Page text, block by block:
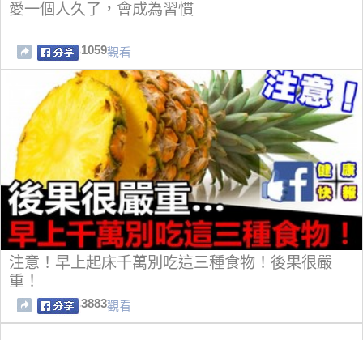
愛一個人久了，會成為習慣
1059觀看
注意！早上起床千萬別吃這三種食物！後果很嚴
重！
3883觀看